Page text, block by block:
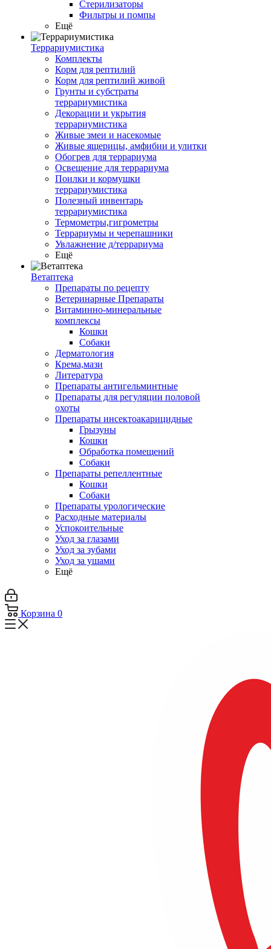
Стерилизаторы
Фильтры и помпы
Ещё
Террариумистика
Комплекты
Корм для рептилий
Корм для рептилий живой
Грунты и субстраты
террариумистика
Декорации и укрытия
террариумистика
Живые змеи и насекомые
Живые ящерицы, амфибии и улитки
Обогрев для террариума
Освещение для террариума
Поилки и кормушки
террариумистика
Полезный инвентарь
террариумистика
Термометры,гигрометры
Террариумы и черепашники
Увлажнение д/террариума
Ещё
Ветаптека
Препараты по рецепту
Ветеринарные Препараты
Витаминно-минеральные
комплексы
Кошки
Собаки
Дерматология
Крема,мази
Литература
Препараты антигельминтные
Препараты для регуляции половой
охоты
Препараты инсектоакарицидные
Грызуны
Кошки
Обработка помещений
Собаки
Препараты репеллентные
Кошки
Собаки
Препараты урологические
Расходные материалы
Успокоительные
Уход за глазами
Уход за зубами
Уход за ушами
Ещё
Корзина 0